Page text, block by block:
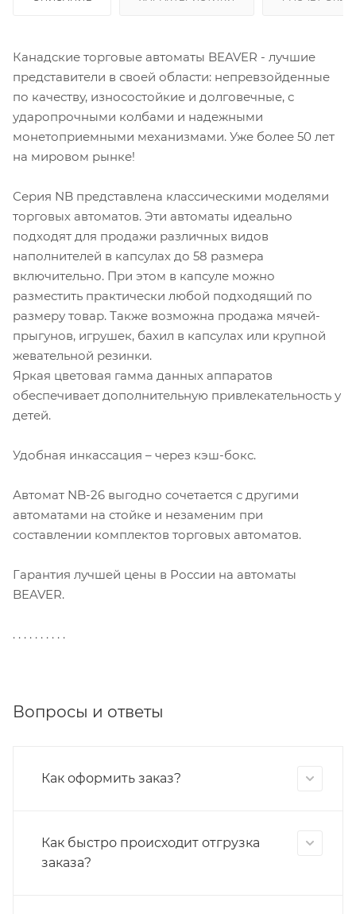
Канадские торговые автоматы BEAVER - лучшие
представители в своей области: непревзойденные
по качеству, износостойкие и долговечные, с
ударопрочными колбами и надежными
монетоприемными механизмами. Уже более 50 лет
на мировом рынке!
Серия NB представлена классическими моделями
торговых автоматов. Эти автоматы идеально
подходят для продажи различных видов
наполнителей в капсулах до 58 размера
включительно. При этом в капсуле можно
разместить практически любой подходящий по
размеру товар. Также возможна продажа мячей-
прыгунов, игрушек, бахил в капсулах или крупной
жевательной резинки.
Яркая цветовая гамма данных аппаратов
обеспечивает дополнительную привлекательность у
детей.
Удобная инкассация – через кэш-бокс.
Автомат NB-26 выгодно сочетается с другими
автоматами на стойке и незаменим при
составлении комплектов торговых автоматов.
Гарантия лучшей цены в России на автоматы
BEAVER.
. . . . . . . . . .
Вопросы и ответы
Как оформить заказ?
Как быстро происходит отгрузка
заказа?